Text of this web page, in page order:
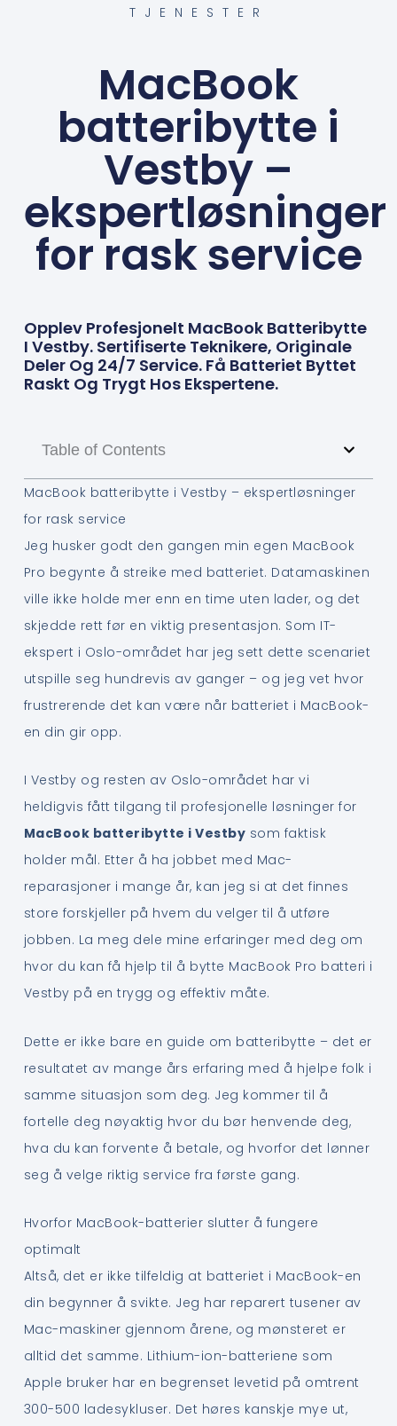
TJENESTER
MacBook
batteribytte i
Vestby –
ekspertløsninger
for rask service
Opplev Profesjonelt MacBook Batteribytte
I Vestby. Sertifiserte Teknikere, Originale
Deler Og 24/7 Service. Få Batteriet Byttet
Raskt Og Trygt Hos Ekspertene.
Table of Contents
MacBook batteribytte i Vestby – ekspertløsninger
for rask service
Jeg husker godt den gangen min egen MacBook
Pro begynte å streike med batteriet. Datamaskinen
ville ikke holde mer enn en time uten lader, og det
skjedde rett før en viktig presentasjon. Som IT-
ekspert i Oslo-området har jeg sett dette scenariet
utspille seg hundrevis av ganger – og jeg vet hvor
frustrerende det kan være når batteriet i MacBook-
en din gir opp.
I Vestby og resten av Oslo-området har vi
heldigvis fått tilgang til profesjonelle løsninger for
MacBook batteribytte i Vestby som faktisk
holder mål. Etter å ha jobbet med Mac-
reparasjoner i mange år, kan jeg si at det finnes
store forskjeller på hvem du velger til å utføre
jobben. La meg dele mine erfaringer med deg om
hvor du kan få hjelp til å bytte MacBook Pro batteri i
Vestby på en trygg og effektiv måte.
Dette er ikke bare en guide om batteribytte – det er
resultatet av mange års erfaring med å hjelpe folk i
samme situasjon som deg. Jeg kommer til å
fortelle deg nøyaktig hvor du bør henvende deg,
hva du kan forvente å betale, og hvorfor det lønner
seg å velge riktig service fra første gang.
Hvorfor MacBook-batterier slutter å fungere
optimalt
Altså, det er ikke tilfeldig at batteriet i MacBook-en
din begynner å svikte. Jeg har reparert tusener av
Mac-maskiner gjennom årene, og mønsteret er
alltid det samme. Lithium-ion-batteriene som
Apple bruker har en begrenset levetid på omtrent
300-500 ladesykluser. Det høres kanskje mye ut,